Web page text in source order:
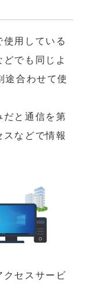
使用している
でも同じよ
途合わせて使
だと通信を第
などで情報
クセスサービ